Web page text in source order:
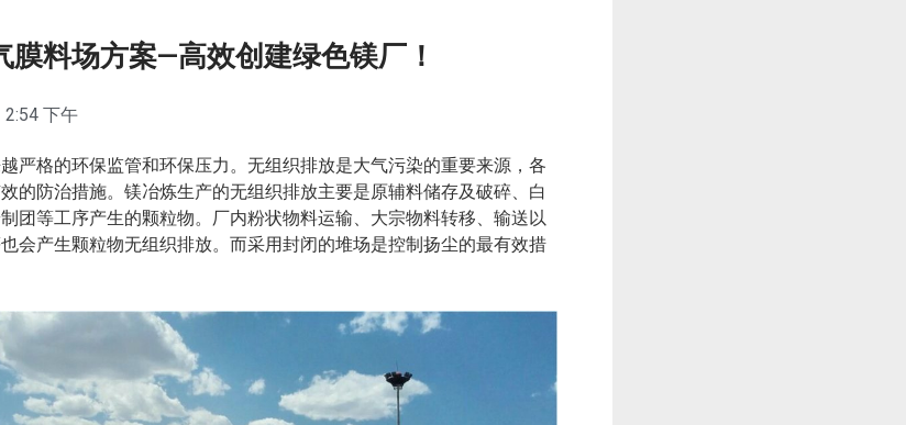
膜料场方案—高效创建绿色镁厂！
2:54 下午
严格的环保监管和环保压力。无组织排放是大气污染的重要来源，各
的防治措施。镁冶炼生产的无组织排放主要是原辅料储存及破碎、白
团等工序产生的颗粒物。厂内粉状物料运输、大宗物料转移、输送以
会产生颗粒物无组织排放。而采用封闭的堆场是控制扬尘的最有效措